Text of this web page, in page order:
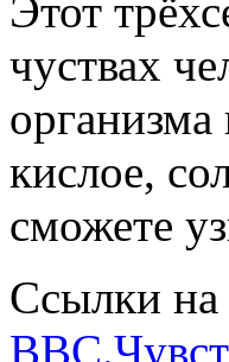
Этот
чуствах
кислое,
сможете
Ссылки